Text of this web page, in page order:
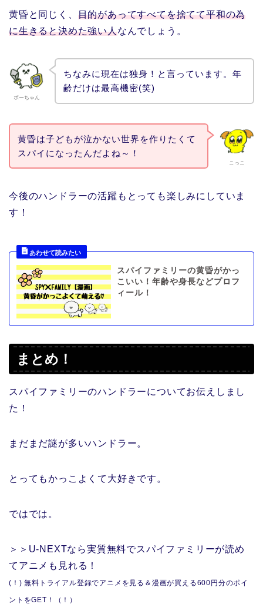
黄昏と同じく、 目的があってすべてを捨てて平和の為
に生きると決めた強い人なんでしょう。
ボーちゃん
ちなみに現在は独身！と言っています。年
齢だけは最高機密(笑)
こっこ
黄昏は子どもが泣かない世界を作りたくて
スパイになったんだよね～！
今後のハンドラーの活躍もとっても楽しみにしていま
す！
スパイファミリーの黄昏がかっ
こいい！年齢や身長などプロフ
ィール！
まとめ！
スパイファミリーのハンドラーについてお伝えしまし
た！
まだまだ謎が多いハンドラー。
とってもかっこよくて大好きです。
ではでは。
＞＞U-NEXTなら実質無料でスパイファミリーが読め
てアニメも見れる！
(！) 無料トライアル登録でアニメを見る＆漫画が買える600円分のポイ
ントをGET！（！）